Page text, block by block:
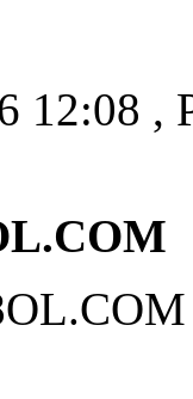
12:08 ,